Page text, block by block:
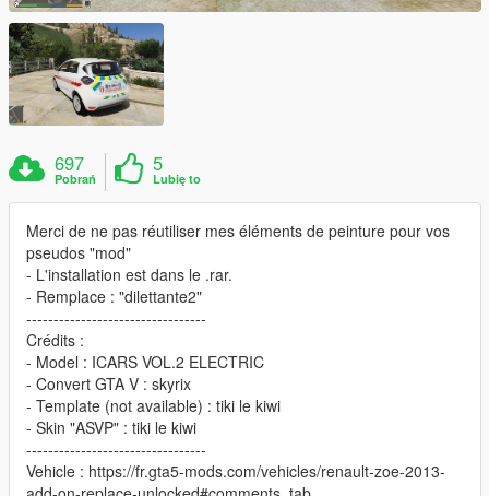
697
Pobrań
5
Lubię to
Merci de ne pas réutiliser mes éléments de peinture pour vos
pseudos "mod"
- L'installation est dans le .rar.
- Remplace : "dilettante2"
---------------------------------
Crédits :
- Model : ICARS VOL.2 ELECTRIC
- Convert GTA V : skyrix
- Template (not available) : tiki le kiwi
- Skin "ASVP" : tiki le kiwi
---------------------------------
Vehicle : https://fr.gta5-mods.com/vehicles/renault-zoe-2013-